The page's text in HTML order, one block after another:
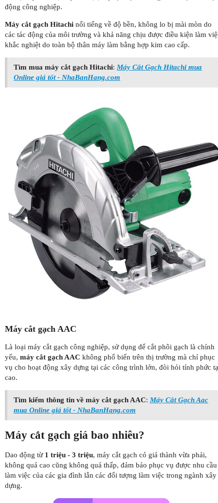
động công nghiệp.
Máy cắt gạch Hitachi nổi tiếng về độ bền, không lo bị mài mòn do
các tác động của môi trường và khả năng chịu được điều kiện làm
khắc nghiệt do toàn bộ thân máy làm bằng hợp kim cao cấp.
Tìm mua máy cắt gạch Hitachi: Máy Cắt Gạch Hitachi mua
Online giá tốt - NhaBanHang.com
Máy cắt gạch AAC
Là loại máy cắt gạch công nghiệp, sử dụng để cắt phôi gạch là chính
yếu, máy cắt gạch AAC không phổ biến trên thị trường mà chỉ phục
vụ cho hoạt động xây dựng tại các công trình lớn, đòi hỏi tính phức
cao.
Tìm kiếm thông tin về máy cắt gạch AAC: Máy Cắt Gạch Aac
mua Online giá tốt - NhaBanHang.com
Máy cắt gạch giá bao nhiêu?
Dao động từ 1 triệu - 3 triệu, máy cắt gạch có giá thành vừa phải,
không quá cao cũng không quá thấp, đảm bảo phục vụ được nhu cầu
làm việc của các gia đình lẫn các đối tượng làm việc trong ngành xây
dựng.